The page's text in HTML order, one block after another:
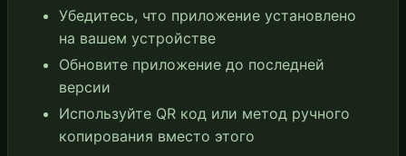
Убедитесь, что приложение установлено
на вашем устройстве
Обновите приложение до последней
версии
Используйте QR код или метод ручного
копирования вместо этого